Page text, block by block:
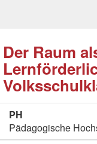
Der Raum
PH
Pädagogische